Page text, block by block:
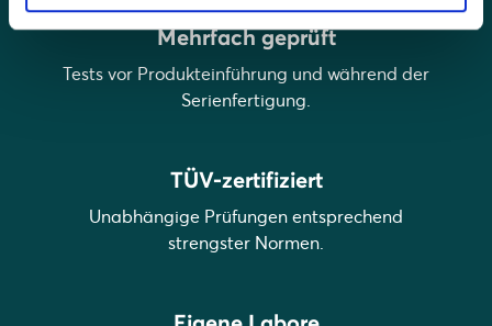
Mehrfach geprüft
Tests vor Produkteinführung und während der
Serienfertigung.
TÜV-zertifiziert
Unabhängige Prüfungen entsprechend
strengster Normen.